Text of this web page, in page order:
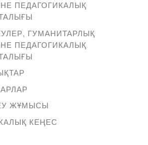
ПЕДАГОГИКАЛЫҚ
ГУМАНИТАРЛЫҚ
ПЕДАГОГИКАЛЫҚ
ЖҰМЫСЫ
КЕҢЕС